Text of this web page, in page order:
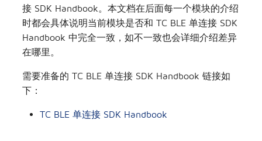
功能参考Demo
其他模块
调试方法
接 SDK Handbook。本文档在后面每一个模块的介绍
时都会具体说明当前模块是否和 TC BLE 单连接 SDK
Handbook 中完全一致，如不一致也会详细介绍差异
在哪里。
需要准备的 TC BLE 单连接 SDK Handbook 链接如
下：
TC BLE 单连接 SDK Handbook